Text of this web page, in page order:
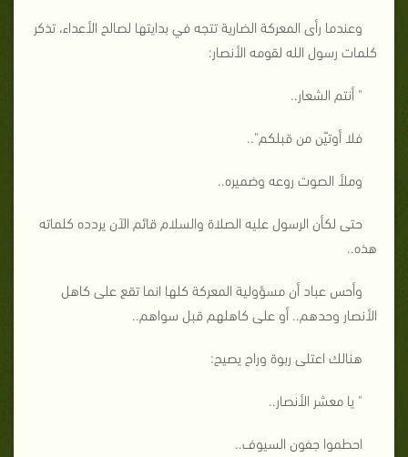
وعندما رأى المعركة الضارية تتجه في بدايتها لصالح الأعداء، تذكر
كلمات رسول الله لقومه الأنصار:
" أنتم الشعار..
فلا أوتيّن من قبلكم"..
وملأ الصوت روعه وضميره..
حتى لكأن الرسول عليه الصلاة والسلام قائم الآن يردده كلماته
هذه..
وأحس عباد أن مسؤولية المعركة كلها انما تقع على كاهل
الأنصار وحدهم.. أو على كاهلهم قبل سواهم..
هنالك اعتلى ربوة وراح يصيح:
" يا معشر الأنصار..
احطموا جفون السيوف..